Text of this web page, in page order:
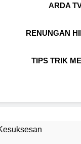
ARDA
RENUNGAN
TIPS TRIK